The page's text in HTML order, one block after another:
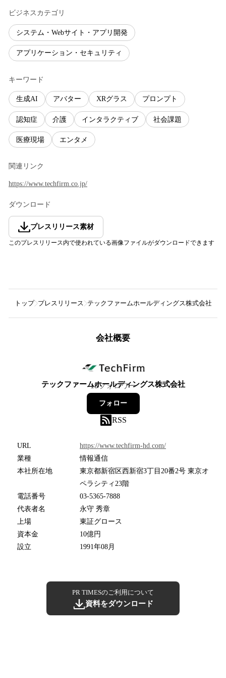
ビジネスカテゴリ
システム・Webサイト・アプリ開発
アプリケーション・セキュリティ
キーワード
生成AI アバター XRグラス プロンプト
認知症 介護 インタラクティブ 社会課題
医療現場 エンタメ
関連リンク
https://www.techfirm.co.jp/
ダウンロード
プレスリリース素材
このプレスリリース内で使われている画像ファイルがダウンロードできます
トップ プレスリリース テックファームホールディングス株式会社
会社概要
テックファームホールディングス株式会社
18フォロワー
フォロー
RSS
URL
https://www.techfirm-hd.com/
業種
情報通信
本社所在地
東京都新宿区西新宿3丁目20番2号 東京オ
ペラシティ23階
電話番号
03-5365-7888
代表者名
永守 秀章
上場
東証グロース
資本金
10億円
設立
1991年08月
PR TIMESのご利用について
資料をダウンロード